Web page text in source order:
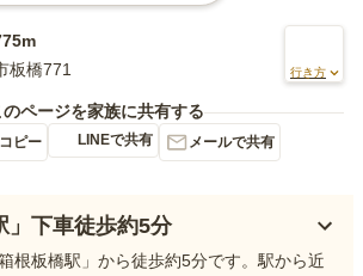
板橋771
行き方
のページを家族に共有する
ピー LINEで共有 メールで共有
」下車徒歩約5分
根板橋駅」から徒歩約5分です。駅から近